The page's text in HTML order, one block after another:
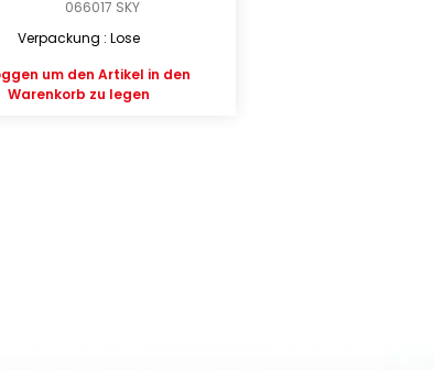
066017 SKY
Verpackung : Lose
um den Artikel in den
Warenkorb zu legen